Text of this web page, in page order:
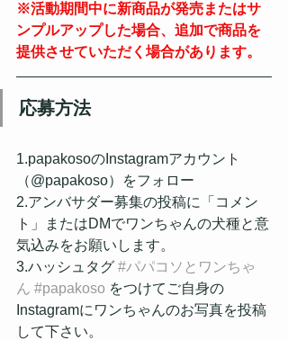
※活動期間中に新商品が発売またはサ
ンプルアップした場合、追加で商品を
提供させていただく場合があります。
応募方法
1.papakosoのInstagramアカウント
（@papakoso）をフォロー
2.アンバサダー募集の投稿に「コメン
ト」またはDMでワンちゃんの犬種と意
気込みをお願いします。
3.ハッシュタグ #パパコソとワンちゃ
ん #papakoso をつけてご自身の
Instagramにワンちゃんのお写真を投稿
して下さい。